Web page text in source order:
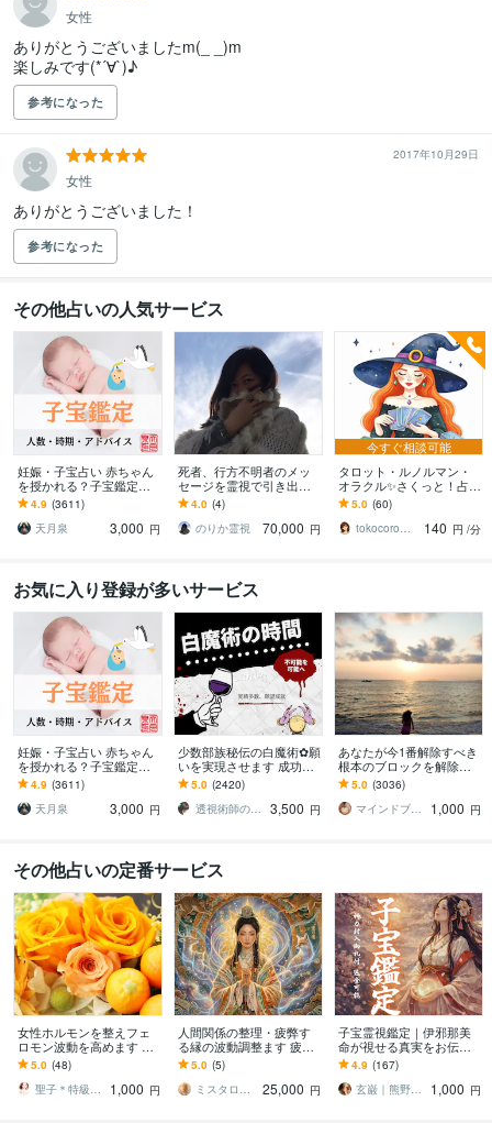
女性
ありがとうございましたm(_ _)m
楽しみです(*´∀`)♪
参考になった
2017年10月29日
女性
ありがとうございました！
参考になった
その他占いの人気サービス
妊娠・子宝占い 赤ちゃん
を授かれる？子宝鑑定し
ます 子供を授かるか、授
かる時期、性別、授かる
ための行動を鑑定
4.9 (3611)
天月泉
3,000 円
死者、行方不明者のメッ
セージを霊視で引き出し
ます 探偵に頼む前に。実
績多数、特殊な霊視鑑定
となります。
4.0 (4)
のりか霊視
70,000 円
今すぐ相談可能
タロット・ルノルマン・
オラクル✨さくっと！占い
ます 聞きたいこと、知り
たいこと、気軽にピンポ
イントリーディング✨
5.0 (60)
tokocoro・とこころ⭐あふれる愛♡
140 円 /分
お気に入り登録が多いサービス
妊娠・子宝占い 赤ちゃん
を授かれる？子宝鑑定し
ます 子供を授かるか、授
かる時期、性別、授かる
ための行動を鑑定
4.9 (3611)
天月泉
3,000 円
少数部族秘伝の白魔術✿願
いを実現させます 成功率8
0%☆願いを実現します✿
5.0 (2420)
透視術師のアリナ
3,500 円
あなたが今1番解除すべき
根本のブロックを解除し
ます とにかく現状を変え
たい方、上手くいかない
と感じている方へ
5.0 (3036)
マインドブロックバスター颯（soul）
1,000 円
その他占いの定番サービス
女性ホルモンを整えフェ
ロモン波動を高めます 霊
視とヒーリングで恋も肌
も輝く、内側からのフェ
ロモン革命。
5.0 (48)
聖子＊特級霊視鑑定士／ヒーリング
1,000 円
人間関係の整理・疲弊す
る縁の波動調整ます 疲弊
する縁の調整・必要な関
係を繋ぐ
5.0 (5)
ミスタロット
25,000 円
子宝霊視鑑定｜伊邪那美
命が視せる真実をお伝え
します 返金可｜母胎の状
態・授かり可能性・合
図・御魂のメッセージ
4.9 (167)
玄巌｜熊野直系 神降祈祷師
1,000 円